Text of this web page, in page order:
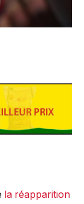
la réapparition